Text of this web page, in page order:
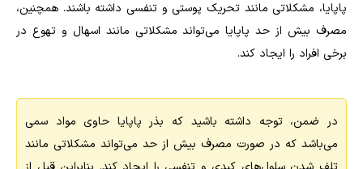
پاپایا، مشکلاتی مانند تحریک پوستی و تنفسی داشته باشند. همچنین،
مصرف بیش از حد پاپایا می‌تواند مشکلاتی مانند اسهال و تهوع در
برخی افراد را ایجاد کند.
در ضمن، توجه داشته باشید که بذر پاپایا حاوی مواد سمی
می‌باشد که در صورت مصرف بیش از حد می‌تواند مشکلاتی مانند